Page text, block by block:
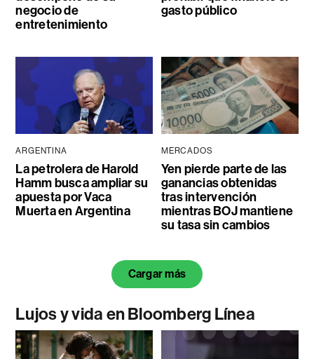
negocio de
entretenimiento
gasto público
ARGENTINA
La petrolera de Harold
Hamm busca ampliar su
apuesta por Vaca
Muerta en Argentina
MERCADOS
Yen pierde parte de las
ganancias obtenidas
tras intervención
mientras BOJ mantiene
su tasa sin cambios
Cargar más
Lujos y vida en Bloomberg Línea